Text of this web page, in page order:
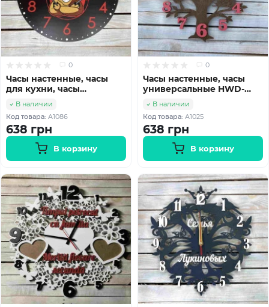
0
Часы настенные, часы
для кухни, часы
универсальные HWD-
A1086
В наличии
Код товара: A1086
638 грн
В корзину
0
Часы настенные, часы
универсальные HWD-
A1025
В наличии
Код товара: A1025
638 грн
В корзину